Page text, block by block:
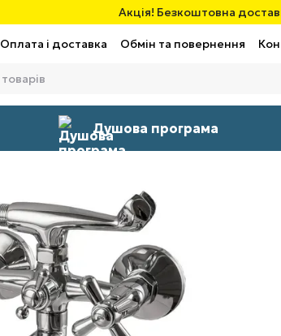
Акція! Безкоштовна
Оплата і доставка Обмін та повернення
Душова програма